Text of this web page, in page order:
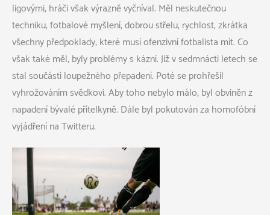
ligovými, hráči však výrazně vyčníval. Měl neskutečnou
techniku, fotbalové myšlení, dobrou střelu, rychlost, zkrátka
všechny předpoklady, které musí ofenzivní fotbalista mít. Co
však také měl, byly problémy s kázní. Již v sedmnácti letech se
stal součástí loupežného přepadení. Poté se prohřešil
vyhrožováním svědkovi. Aby toho nebylo málo, byl obviněn z
napadení bývalé přítelkyně. Dále byl pokutován za homofóbní
vyjádření na Twitteru.